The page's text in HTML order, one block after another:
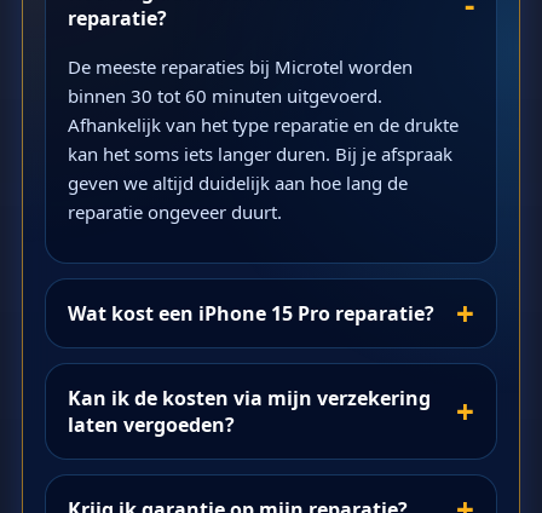
reparatie?
De meeste reparaties bij Microtel worden
binnen 30 tot 60 minuten uitgevoerd.
Afhankelijk van het type reparatie en de drukte
kan het soms iets langer duren. Bij je afspraak
geven we altijd duidelijk aan hoe lang de
reparatie ongeveer duurt.
Wat kost een iPhone 15 Pro reparatie?
Kan ik de kosten via mijn verzekering
laten vergoeden?